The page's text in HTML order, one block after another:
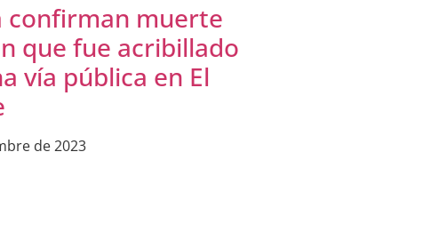
confirman muerte
que fue acribillado
vía pública en El
de 2023